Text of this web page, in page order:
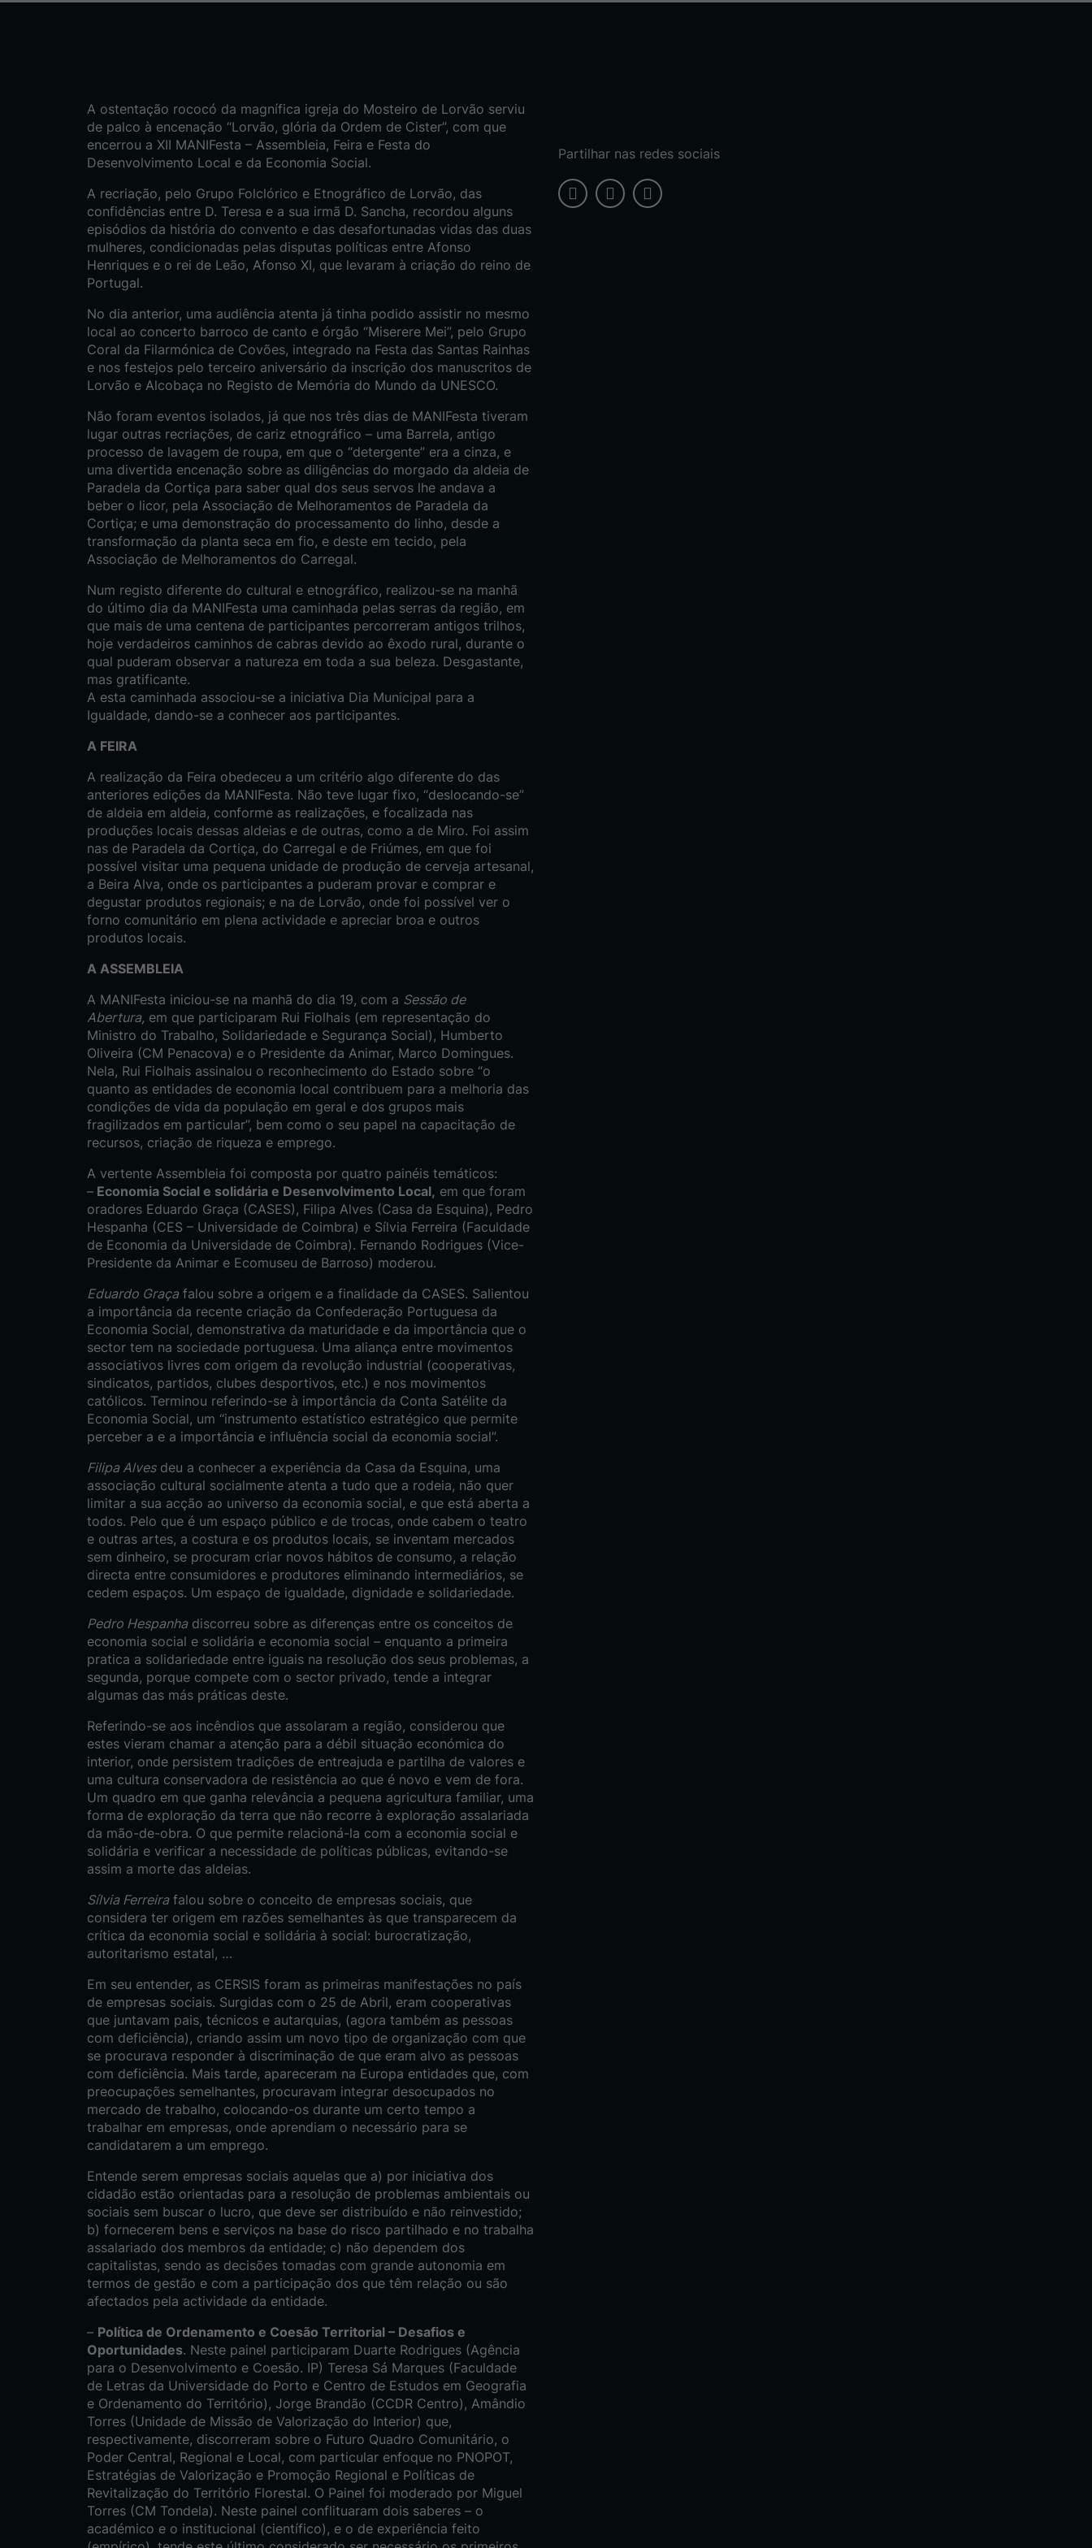
A ostentação rococó da magnífica igreja do Mosteiro de Lorvão serviu
de palco à encenação “Lorvão, glória da Ordem de Cister”, com que
encerrou a XII MANIFesta – Assembleia, Feira e Festa do
Desenvolvimento Local e da Economia Social.
A recriação, pelo Grupo Folclórico e Etnográfico de Lorvão, das
confidências entre D. Teresa e a sua irmã D. Sancha, recordou alguns
episódios da história do convento e das desafortunadas vidas das duas
mulheres, condicionadas pelas disputas políticas entre Afonso
Henriques e o rei de Leão, Afonso XI, que levaram à criação do reino de
Portugal.
No dia anterior, uma audiência atenta já tinha podido assistir no mesmo
local ao concerto barroco de canto e órgão “Miserere Mei”, pelo Grupo
Coral da Filarmónica de Covões, integrado na Festa das Santas Rainhas
e nos festejos pelo terceiro aniversário da inscrição dos manuscritos de
Lorvão e Alcobaça no Registo de Memória do Mundo da UNESCO.
Não foram eventos isolados, já que nos três dias de MANIFesta tiveram
lugar outras recriações, de cariz etnográfico – uma Barrela, antigo
processo de lavagem de roupa, em que o “detergente” era a cinza, e
uma divertida encenação sobre as diligências do morgado da aldeia de
Paradela da Cortiça para saber qual dos seus servos lhe andava a
beber o licor, pela Associação de Melhoramentos de Paradela da
Cortiça; e uma demonstração do processamento do linho, desde a
transformação da planta seca em fio, e deste em tecido, pela
Associação de Melhoramentos do Carregal.
Num registo diferente do cultural e etnográfico, realizou-se na manhã
do último dia da MANIFesta uma caminhada pelas serras da região, em
que mais de uma centena de participantes percorreram antigos trilhos,
hoje verdadeiros caminhos de cabras devido ao êxodo rural, durante o
qual puderam observar a natureza em toda a sua beleza. Desgastante,
mas gratificante.
A esta caminhada associou-se a iniciativa Dia Municipal para a
Igualdade, dando-se a conhecer aos participantes.
A FEIRA
A realização da Feira obedeceu a um critério algo diferente do das
anteriores edições da MANIFesta. Não teve lugar fixo, “deslocando-se”
de aldeia em aldeia, conforme as realizações, e focalizada nas
produções locais dessas aldeias e de outras, como a de Miro. Foi assim
nas de Paradela da Cortiça, do Carregal e de Friúmes, em que foi
possível visitar uma pequena unidade de produção de cerveja artesanal,
a Beira Alva, onde os participantes a puderam provar e comprar e
degustar produtos regionais; e na de Lorvão, onde foi possível ver o
forno comunitário em plena actividade e apreciar broa e outros
produtos locais.
A ASSEMBLEIA
A MANIFesta iniciou-se na manhã do dia 19, com a Sessão de
Abertura, em que participaram Rui Fiolhais (em representação do
Ministro do Trabalho, Solidariedade e Segurança Social), Humberto
Oliveira (CM Penacova) e o Presidente da Animar, Marco Domingues.
Nela, Rui Fiolhais assinalou o reconhecimento do Estado sobre “o
quanto as entidades de economia local contribuem para a melhoria das
condições de vida da população em geral e dos grupos mais
fragilizados em particular”, bem como o seu papel na capacitação de
recursos, criação de riqueza e emprego.
A vertente Assembleia foi composta por quatro painéis temáticos:
– Economia Social e solidária e Desenvolvimento Local, em que foram
oradores Eduardo Graça (CASES), Filipa Alves (Casa da Esquina), Pedro
Hespanha (CES – Universidade de Coimbra) e Sílvia Ferreira (Faculdade
de Economia da Universidade de Coimbra). Fernando Rodrigues (Vice-
Presidente da Animar e Ecomuseu de Barroso) moderou.
Eduardo Graçafalou sobre a origem e a finalidade da CASES. Salientou
a importância da recente criação da Confederação Portuguesa da
Economia Social, demonstrativa da maturidade e da importância que o
sector tem na sociedade portuguesa. Uma aliança entre movimentos
associativos livres com origem da revolução industrial (cooperativas,
sindicatos, partidos, clubes desportivos, etc.) e nos movimentos
católicos. Terminou referindo-se à importância da Conta Satélite da
Economia Social, um “instrumento estatístico estratégico que permite
perceber a e a importância e influência social da economia social”.
Filipa Alvesdeu a conhecer a experiência da Casa da Esquina, uma
associação cultural socialmente atenta a tudo que a rodeia, não quer
limitar a sua acção ao universo da economia social, e que está aberta a
todos. Pelo que é um espaço público e de trocas, onde cabem o teatro
e outras artes, a costura e os produtos locais, se inventam mercados
sem dinheiro, se procuram criar novos hábitos de consumo, a relação
directa entre consumidores e produtores eliminando intermediários, se
cedem espaços. Um espaço de igualdade, dignidade e solidariedade.
Pedro Hespanhadiscorreu sobre as diferenças entre os conceitos de
economia social e solidária e economia social – enquanto a primeira
pratica a solidariedade entre iguais na resolução dos seus problemas, a
segunda, porque compete com o sector privado, tende a integrar
algumas das más práticas deste.
Referindo-se aos incêndios que assolaram a região, considerou que
estes vieram chamar a atenção para a débil situação económica do
interior, onde persistem tradições de entreajuda e partilha de valores e
uma cultura conservadora de resistência ao que é novo e vem de fora.
Um quadro em que ganha relevância a pequena agricultura familiar, uma
forma de exploração da terra que não recorre à exploração assalariada
da mão-de-obra. O que permite relacioná-la com a economia social e
solidária e verificar a necessidade de políticas públicas, evitando-se
assim a morte das aldeias.
Sílvia Ferreirafalou sobre o conceito de empresas sociais, que
considera ter origem em razões semelhantes às que transparecem da
crítica da economia social e solidária à social: burocratização,
autoritarismo estatal, …
Em seu entender, as CERSIS foram as primeiras manifestações no país
de empresas sociais. Surgidas com o 25 de Abril, eram cooperativas
que juntavam pais, técnicos e autarquias, (agora também as pessoas
com deficiência), criando assim um novo tipo de organização com que
se procurava responder à discriminação de que eram alvo as pessoas
com deficiência. Mais tarde, apareceram na Europa entidades que, com
preocupações semelhantes, procuravam integrar desocupados no
mercado de trabalho, colocando-os durante um certo tempo a
trabalhar em empresas, onde aprendiam o necessário para se
candidatarem a um emprego.
Entende serem empresas sociais aquelas que a) por iniciativa dos
cidadão estão orientadas para a resolução de problemas ambientais ou
sociais sem buscar o lucro, que deve ser distribuído e não reinvestido;
b) fornecerem bens e serviços na base do risco partilhado e no trabalha
assalariado dos membros da entidade; c) não dependem dos
capitalistas, sendo as decisões tomadas com grande autonomia em
termos de gestão e com a participação dos que têm relação ou são
afectados pela actividade da entidade.
– Política de Ordenamento e Coesão Territorial – Desafios e
Oportunidades. Neste painel participaram Duarte Rodrigues (Agência
para o Desenvolvimento e Coesão. IP) Teresa Sá Marques (Faculdade
de Letras da Universidade do Porto e Centro de Estudos em Geografia
e Ordenamento do Território), Jorge Brandão (CCDR Centro), Amândio
Torres (Unidade de Missão de Valorização do Interior) que,
respectivamente, discorreram sobre o Futuro Quadro Comunitário, o
Poder Central, Regional e Local, com particular enfoque no PNOPOT,
Estratégias de Valorização e Promoção Regional e Políticas de
Revitalização do Território Florestal. O Painel foi moderado por Miguel
Torres (CM Tondela). Neste painel conflituaram dois saberes – o
académico e o institucional (científico), e o de experiência feito
Partilhar nas redes sociais